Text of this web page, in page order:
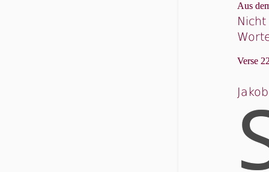
Aus
Verse